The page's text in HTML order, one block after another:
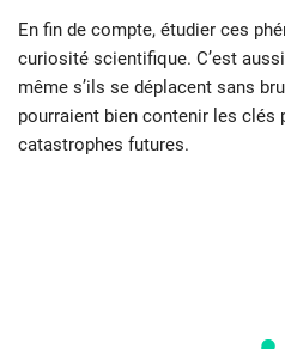
En fin de compte, étudier ces
curiosité scientifique. C’est
même s’ils se déplacent sans
pourraient bien contenir les
catastrophes futures.